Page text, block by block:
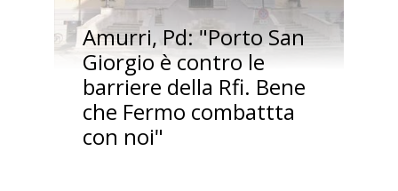
Amurri, Pd: "Porto San
Giorgio è contro le
barriere della Rfi. Bene
che Fermo combattta
con noi"